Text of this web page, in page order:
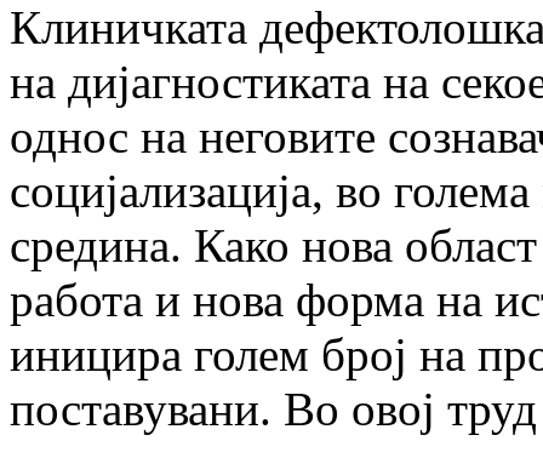
Клиничката
на дијагностиката на
однос на неговите
социјализација, во
средина. Како нова
работа и нова форма на
иницира голем број на
поставувани. Во овој